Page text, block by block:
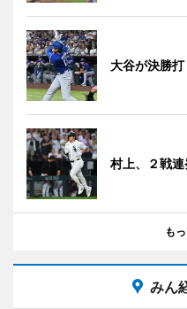
大谷が決勝
村上、２戦
も
みん